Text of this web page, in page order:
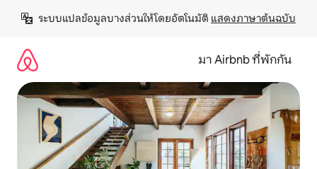
เนื้อหา
ระบบแปลข้อมูลบางส่วนให้โดยอัตโนมัติ แสดงภาษาต้นฉบับ
มา Airbnb ที่พักกัน